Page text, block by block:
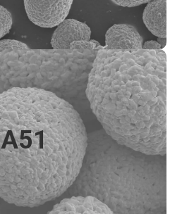
A51
A51
，83mol%（83Ni）